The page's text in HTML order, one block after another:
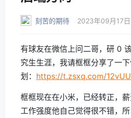
刻苦的期待 2023年09月17
有球友在微信上问二哥，研 0
究生生涯，我请框框分享了一
划： https://t.zsxq.com/
框框现在在小米，已经转正，薪
工作强度他自己觉得很不错，